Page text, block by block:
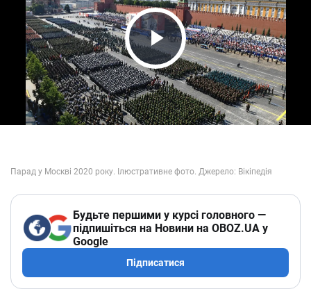
Play Video
Будьте першими у курсі головного —
підпишіться на Новини на OBOZ.UA у
Google
Підписатися